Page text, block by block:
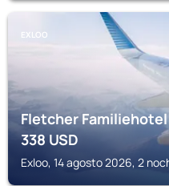
EXLOO
Fletcher
338USD
Exloo, 14 agosto 2026, 2